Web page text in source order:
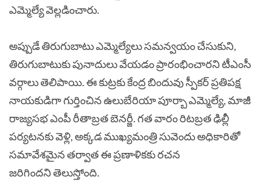
ఎమ్మెల్యే వెల్లడించారు.
అప్పుడే తిరుగుబాటు ఎమ్మెల్యేలు సమన్వయం చేసుకుని,
తిరుగుబాటుకు పునాదులు వేయడం ప్రారంభించారని టీఎంసీ
వర్గాలు తెలిపాయి. ఈ కుట్రకు కేంద్ర బిందువు స్పీకర్ ప్రతిపక్ష
నాయకుడిగా గుర్తించిన ఉలుబేరియా పూర్బా ఎమ్మెల్యే, మాజీ
రాజ్యసభ ఎంపీ రీతాబ్రత బెనర్జీ. గత వారం రిటబ్రత ఢిల్లీ
పర్యటనకు వెళ్లి, అక్కడ ముఖ్యమంత్రి సువెందు అధికారితో
సమావేశమైన తర్వాత ఈ ప్రణాళికకు రచన
జరిగిందని తెలుస్తోంది.